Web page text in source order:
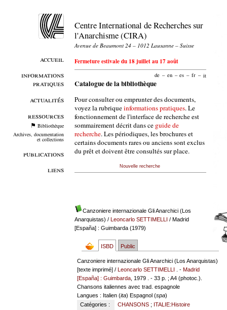
accueil
informations
pratiques
actualités
ressources
Bibliothèque
Archives, documentation
et collections
publications
liens
Centre International de Recherches sur
l'Anarchisme (CIRA)
Avenue de Beaumont 24 – 1012 Lausanne – Suisse
Fermeture estivale du 18 juillet au 17 août
de – en – es – fr – it
Catalogue de la bibliothèque
Pour consulter ou emprunter des documents,
voyez la rubriqueinformations pratiques. Le
fonctionnement de l'interface de recherche est
sommairement décrit dans ce guide de
recherche. Les périodiques, les brochures et
certains documents rares ou anciens sont exclus
du prêt et doivent être consultés sur place.
Nouvelle recherche
Canzoniere internazionale Gli Anarchici (Los
Anarquistas) / Leoncarlo SETTIMELLI / Madrid
[España] : Guimbarda (1979)
ISBD Public
Canzoniere internazionale Gli Anarchici (Los Anarquistas)
[texte imprimé] /Leoncarlo SETTIMELLI . -Madrid
[España] : Guimbarda , 1979 . - 33 p. ; A4 (photoc.).
Chansons italiennes avec trad. espagnole
Langues : Italien (ita) Espagnol (spa)
Catégories :
CHANSONS; ITALIE:Histoire